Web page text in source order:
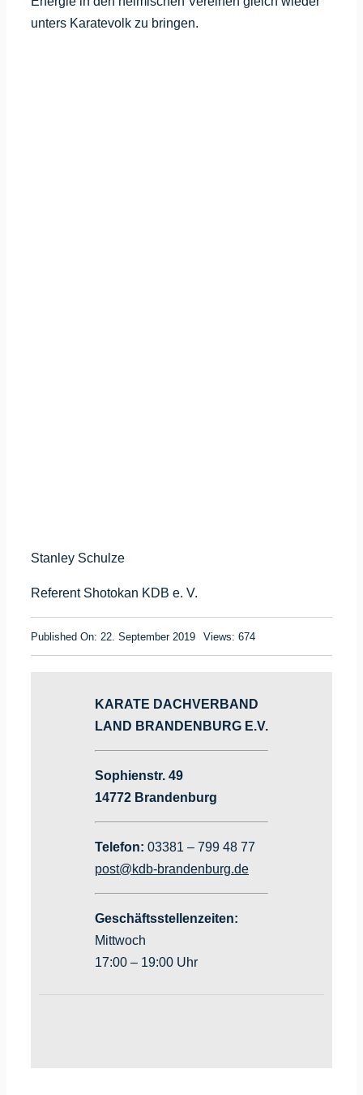
unters Karatevolk zu bringen.
Stanley Schulze
Referent Shotokan KDB e. V.
Published On: 22. September 2019 Views: 674
KARATE DACHVERBAND
LAND BRANDENBURG E.V.
Sophienstr. 49
14772 Brandenburg
Telefon: 03381 – 799 48 77
post@kdb-brandenburg.de
Geschäftsstellenzeiten:
Mittwoch
17:00 – 19:00 Uhr